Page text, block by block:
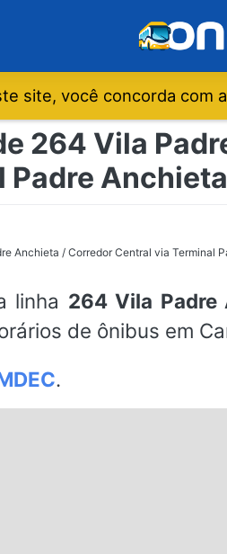
site, você concorda com a
264 Vila
Padre
Anchieta / Corredor Central via Terminal
linha 264 Vila Padre
de ônibus em
.